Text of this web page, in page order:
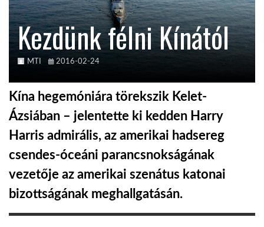
A VILÁG ITTHON
HÍR3D
Kezdünk félni Kínától
MTI 2016-02-24
Kína hegemóniára törekszik Kelet-
Ázsiában – jelentette ki kedden Harry
Harris admirális, az amerikai hadsereg
csendes-óceáni parancsnokságának
vezetője az amerikai szenátus katonai
bizottságának meghallgatásán.